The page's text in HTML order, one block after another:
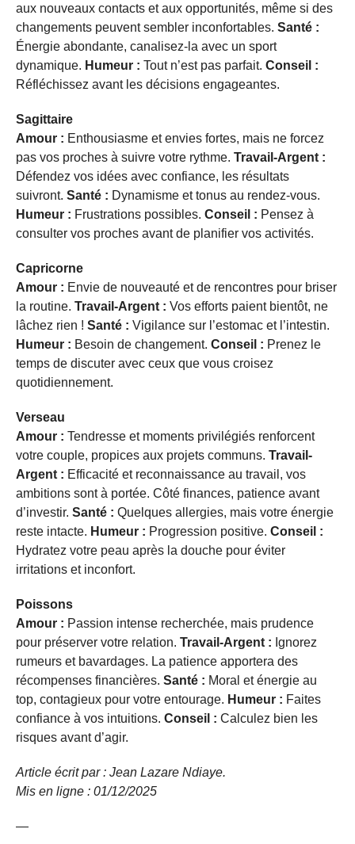
aux nouveaux contacts et aux opportunités, même si des
changements peuvent sembler inconfortables. Santé :
Énergie abondante, canalisez-la avec un sport
dynamique. Humeur : Tout n’est pas parfait. Conseil :
Réfléchissez avant les décisions engageantes.
Sagittaire
Amour : Enthousiasme et envies fortes, mais ne forcez
pas vos proches à suivre votre rythme. Travail-Argent :
Défendez vos idées avec confiance, les résultats
suivront. Santé : Dynamisme et tonus au rendez-vous.
Humeur : Frustrations possibles. Conseil : Pensez à
consulter vos proches avant de planifier vos activités.
Capricorne
Amour : Envie de nouveauté et de rencontres pour briser
la routine. Travail-Argent : Vos efforts paient bientôt, ne
lâchez rien ! Santé : Vigilance sur l’estomac et l’intestin.
Humeur : Besoin de changement. Conseil : Prenez le
temps de discuter avec ceux que vous croisez
quotidiennement.
Verseau
Amour : Tendresse et moments privilégiés renforcent
votre couple, propices aux projets communs. Travail-
Argent : Efficacité et reconnaissance au travail, vos
ambitions sont à portée. Côté finances, patience avant
d’investir. Santé : Quelques allergies, mais votre énergie
reste intacte. Humeur : Progression positive. Conseil :
Hydratez votre peau après la douche pour éviter
irritations et inconfort.
Poissons
Amour : Passion intense recherchée, mais prudence
pour préserver votre relation. Travail-Argent : Ignorez
rumeurs et bavardages. La patience apportera des
récompenses financières. Santé : Moral et énergie au
top, contagieux pour votre entourage. Humeur : Faites
confiance à vos intuitions. Conseil : Calculez bien les
risques avant d’agir.
Article écrit par : Jean Lazare Ndiaye.
Mis en ligne : 01/12/2025
—